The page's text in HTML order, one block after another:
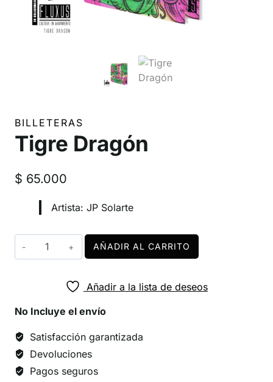
BILLETERAS
Tigre Dragón
$ 65.000
Artista: JP Solarte
Tigre
Dragón
AÑADIR AL CARRITO
Añadir a la lista de deseos
No Incluye el envío
Satisfacción garantizada
Devoluciones
Pagos seguros